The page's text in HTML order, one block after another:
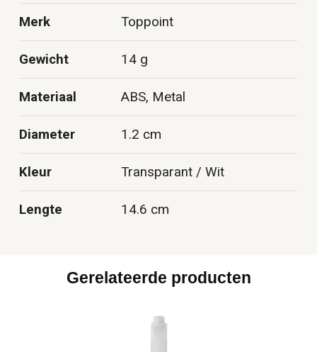
Merk Toppoint
Gewicht 14 g
Materiaal ABS, Metal
Diameter 1.2 cm
Kleur Transparant / Wit
Lengte 14.6 cm
Gerelateerde producten